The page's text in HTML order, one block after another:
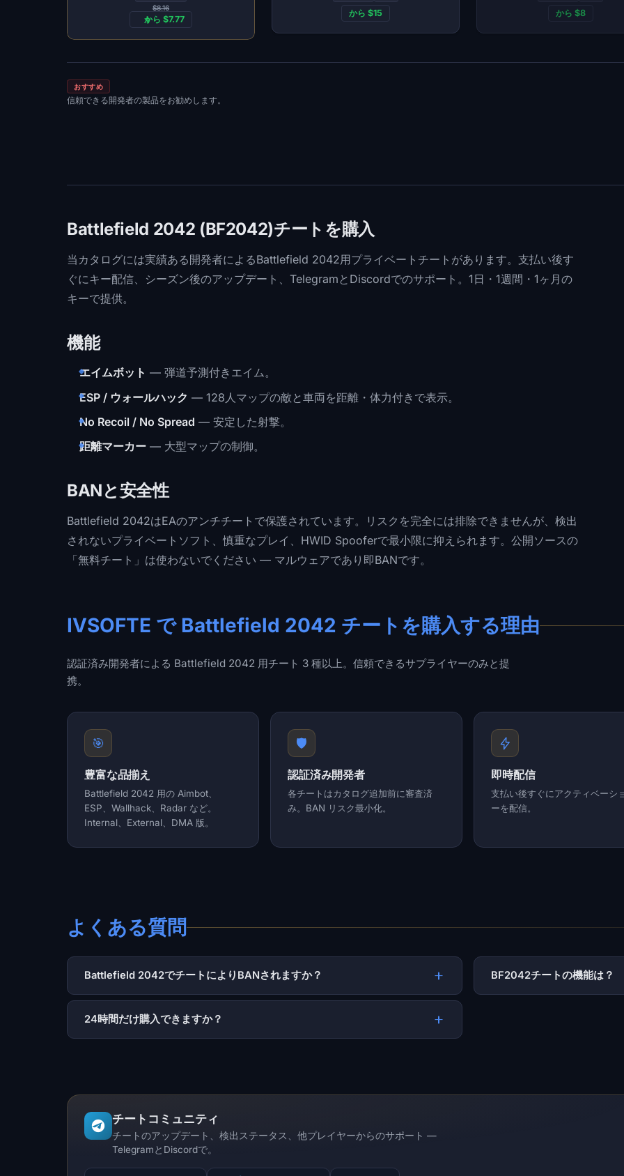
$8.16
から $7.77
から $15 から $8
おすすめ
信頼できる開発者の製品をお勧めします。
Battlefield 2042 (BF2042)チートを購入
当カタログには実績ある開発者によるBattlefield 2042用プライベートチートがあります。支払い後す
ぐにキー配信、シーズン後のアップデート、TelegramとDiscordでのサポート。1日・1週間・1ヶ月の
キーで提供。
機能
エイムボット — 弾道予測付きエイム。
ESP / ウォールハック — 128人マップの敵と車両を距離・体力付きで表示。
No Recoil / No Spread — 安定した射撃。
距離マーカー — 大型マップの制御。
BANと安全性
Battlefield 2042はEAのアンチチートで保護されています。リスクを完全には排除できませんが、検出
されないプライベートソフト、慎重なプレイ、HWID Spooferで最小限に抑えられます。公開ソースの
「無料チート」は使わないでください — マルウェアであり即BANです。
IVSOFTE で Battlefield 2042 チートを購入する理由
認証済み開発者による Battlefield 2042 用チート 3 種以上。信頼できるサプライヤーのみと提
携。
🎯
豊富な品揃え
Battlefield 2042 用の Aimbot、
ESP、Wallhack、Radar など。
Internal、External、DMA 版。
🛡️
認証済み開発者
各チートはカタログ追加前に審査済
み。BAN リスク最小化。
即時配信
支払い後すぐにアクティベーシ
ーを配信。
よくある質問
Battlefield 2042でチートによりBANされますか？ BF2042チートの機能は？
24時間だけ購入できますか？
チートコミュニティ
チートのアップデート、検出ステータス、他プレイヤーからのサポート —
TelegramとDiscordで。